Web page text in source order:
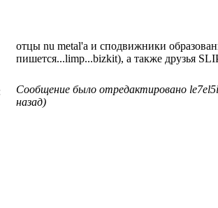
отцы nu metal'а и сподвижники
пишется...limp...bizkit), а также друзья
Сообщение было отредактировано
назад)